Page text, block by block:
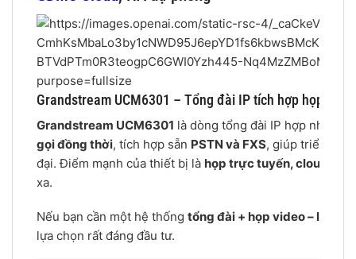
Grandstream UCM6301 – Tổng đài IP tích hợp họp
Grandstream UCM6301 là dòng tổng đài IP hợp nhất
gọi đồng thời, tích hợp sẵn PSTN và FXS, giúp triển khai
đại. Điểm mạnh của thiết bị là họp trực tuyến, cloud và
xa.
Nếu bạn cần một hệ thống tổng đài + họp video – linh
lựa chọn rất đáng đầu tư.